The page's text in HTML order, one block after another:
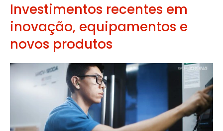
Investimentos recentes em
inovação, equipamentos e
novos produtos